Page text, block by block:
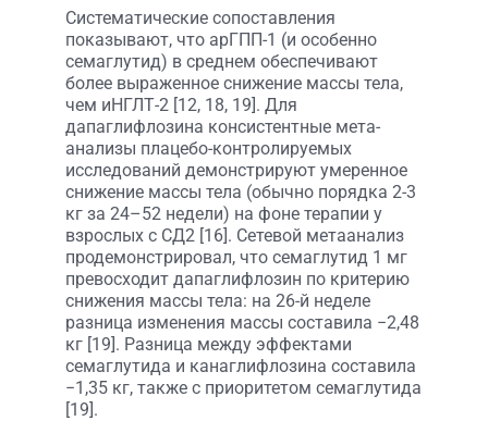
Систематические сопоставления
показывают, что арГПП-1 (и особенно
семаглутид) в среднем обеспечивают
более выраженное снижение массы тела,
чем иНГЛТ-2 [12, 18, 19]. Для
дапаглифлозина консистентные мета-
анализы плацебо-контролируемых
исследований демонстрируют умеренное
снижение массы тела (обычно порядка 2-3
кг за 24–52 недели) на фоне терапии у
взрослых с СД2 [16]. Сетевой метаанализ
продемонстрировал, что семаглутид 1 мг
превосходит дапаглифлозин по критерию
снижения массы тела: на 26-й неделе
разница изменения массы составила −2,48
кг [19]. Разница между эффектами
семаглутида и канаглифлозина составила
−1,35 кг, также с приоритетом семаглутида
[19].